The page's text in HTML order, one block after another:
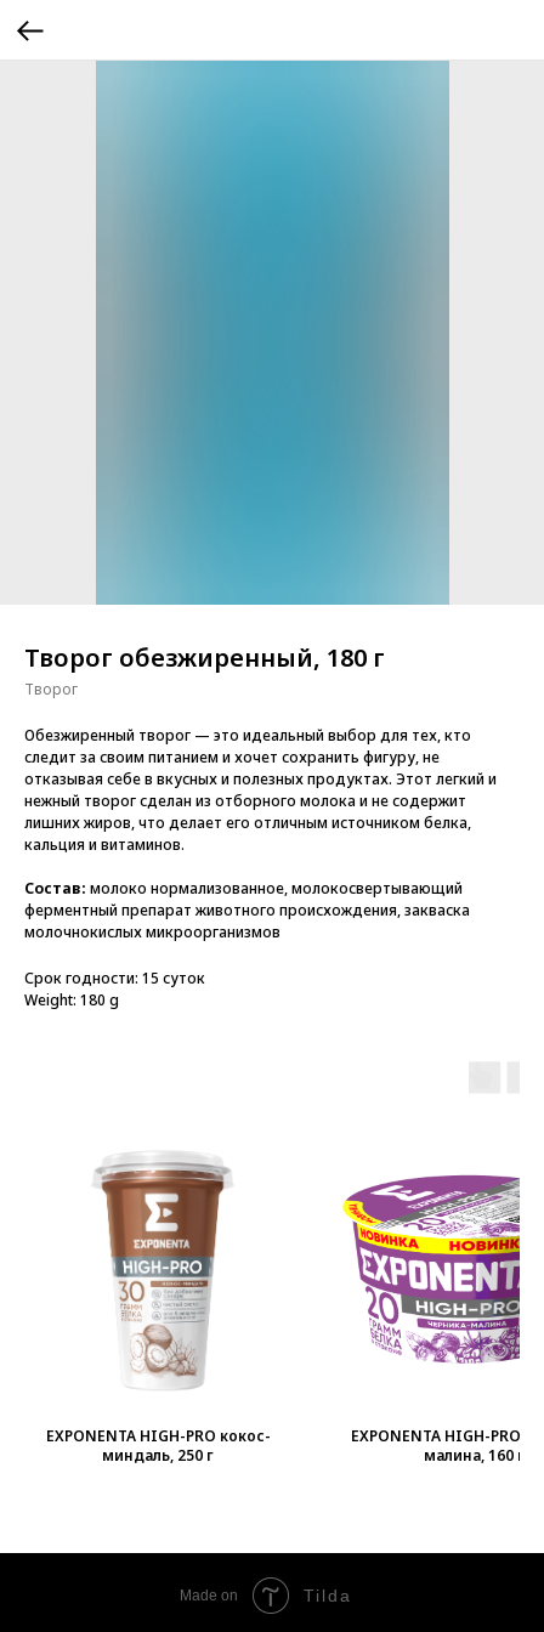
Творог обезжиренный, 180 г
Творог
Обезжиренный творог — это идеальный выбор для тех, кто
следит за своим питанием и хочет сохранить фигуру, не
отказывая себе в вкусных и полезных продуктах. Этот легкий и
нежный творог сделан из отборного молока и не содержит
лишних жиров, что делает его отличным источником белка,
кальция и витаминов.
Состав: молоко нормализованное, молокосвертывающий
ферментный препарат животного происхождения, закваска
молочнокислых микроорганизмов
Срок годности: 15 суток
Weight: 180 g
EXPONENTA HIGH-PRO кокос-
миндаль, 250 г
EXPONENTA HIGH-PRO
малина, 160 г
Made on Tilda